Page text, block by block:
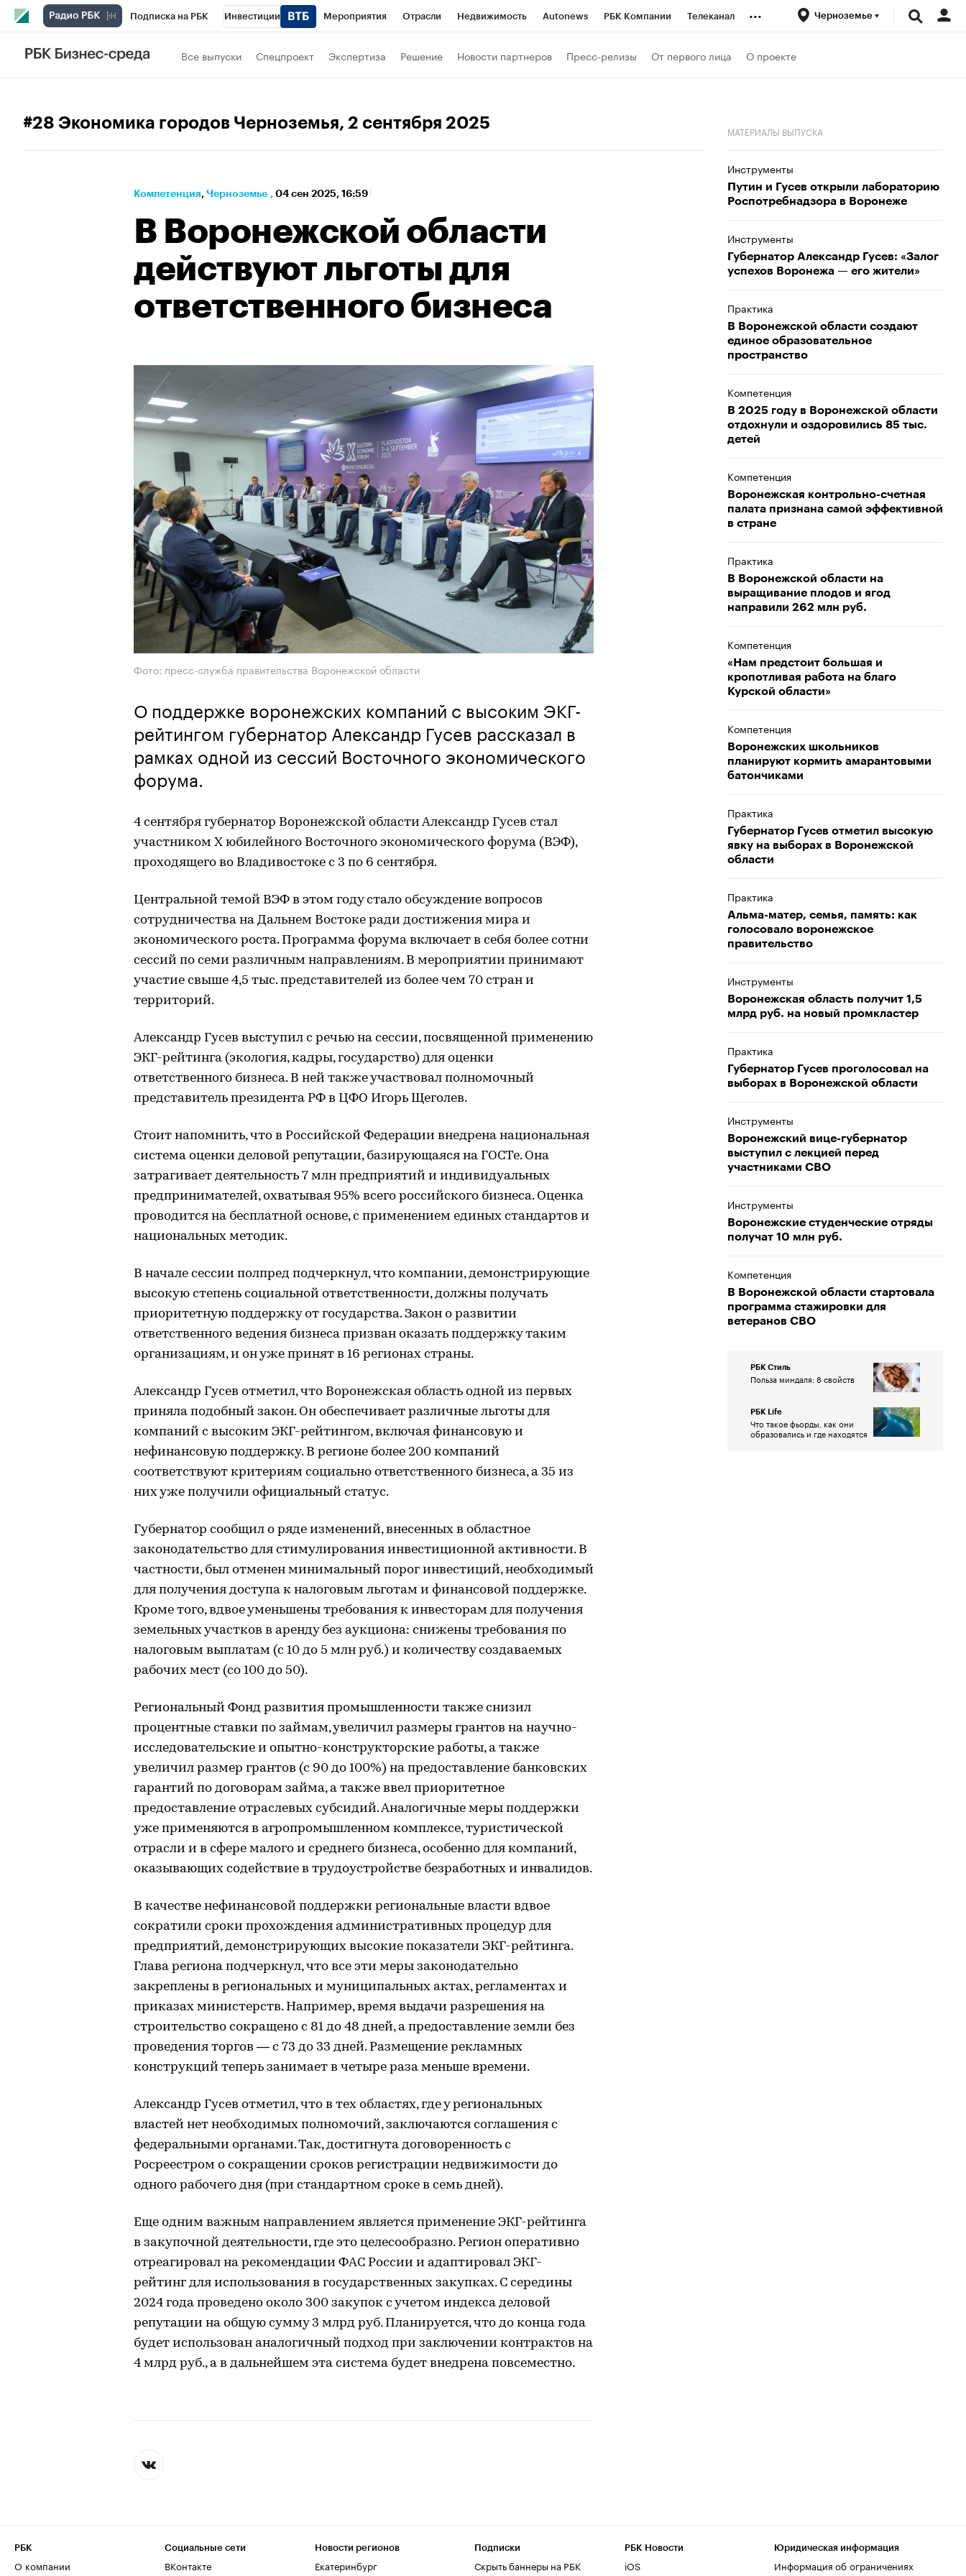
Подписка на РБК Инвестиции Мероприятия Отрасли Недвижимость Autonews РБК Компании Телеканал
РБК Вино
Спецпроекты СПб
... Черноземье
Все выпуски Спецпроект Экспертиза Решение Новости партнеров Пресс-релизы От первого лица О проекте
#28 Экономика городов Черноземья, 2 сентября 2025
Компетенция⁠, Черноземье , 04 сен 2025, 16:59
В Воронежской области
действуют льготы для
ответственного бизнеса
Фото: пресс-служба правительства Воронежской области
О поддержке воронежских компаний с высоким ЭКГ-
рейтингом губернатор Александр Гусев рассказал в
рамках одной из сессий Восточного экономического
форума.
4 сентября губернатор Воронежской области Александр Гусев стал
участником X юбилейного Восточного экономического форума (ВЭФ),
проходящего во Владивостоке с 3 по 6 сентября.
Центральной темой ВЭФ в этом году стало обсуждение вопросов
сотрудничества на Дальнем Востоке ради достижения мира и
экономического роста. Программа форума включает в себя более сотни
сессий по семи различным направлениям. В мероприятии принимают
участие свыше 4,5 тыс. представителей из более чем 70 стран и
территорий.
Александр Гусев выступил с речью на сессии, посвященной применению
ЭКГ-рейтинга (экология, кадры, государство) для оценки
ответственного бизнеса. В ней также участвовал полномочный
представитель президента РФ в ЦФО Игорь Щеголев.
Стоит напомнить, что в Российской Федерации внедрена национальная
система оценки деловой репутации, базирующаяся на ГОСТе. Она
затрагивает деятельность 7 млн предприятий и индивидуальных
предпринимателей, охватывая 95% всего российского бизнеса. Оценка
проводится на бесплатной основе, с применением единых стандартов и
национальных методик.
В начале сессии полпред подчеркнул, что компании, демонстрирующие
высокую степень социальной ответственности, должны получать
приоритетную поддержку от государства. Закон о развитии
ответственного ведения бизнеса призван оказать поддержку таким
организациям, и он уже принят в 16 регионах страны.
Александр Гусев отметил, что Воронежская область одной из первых
приняла подобный закон. Он обеспечивает различные льготы для
компаний с высоким ЭКГ-рейтингом, включая финансовую и
нефинансовую поддержку. В регионе более 200 компаний
соответствуют критериям социально ответственного бизнеса, а 35 из
них уже получили официальный статус.
Губернатор сообщил о ряде изменений, внесенных в областное
законодательство для стимулирования инвестиционной активности. В
частности, был отменен минимальный порог инвестиций, необходимый
для получения доступа к налоговым льготам и финансовой поддержке.
Кроме того, вдвое уменьшены требования к инвесторам для получения
земельных участков в аренду без аукциона: снижены требования по
налоговым выплатам (с 10 до 5 млн руб.) и количеству создаваемых
рабочих мест (со 100 до 50).
Региональный Фонд развития промышленности также снизил
процентные ставки по займам, увеличил размеры грантов на научно-
исследовательские и опытно-конструкторские работы, а также
увеличил размер грантов (с 90 до 100%) на предоставление банковских
гарантий по договорам займа, а также ввел приоритетное
предоставление отраслевых субсидий. Аналогичные меры поддержки
уже применяются в агропромышленном комплексе, туристической
отрасли и в сфере малого и среднего бизнеса, особенно для компаний,
оказывающих содействие в трудоустройстве безработных и инвалидов.
В качестве нефинансовой поддержки региональные власти вдвое
сократили сроки прохождения административных процедур для
предприятий, демонстрирующих высокие показатели ЭКГ-рейтинга.
Глава региона подчеркнул, что все эти меры законодательно
закреплены в региональных и муниципальных актах, регламентах и
приказах министерств. Например, время выдачи разрешения на
строительство сокращено с 81 до 48 дней, а предоставление земли без
проведения торгов — с 73 до 33 дней. Размещение рекламных
конструкций теперь занимает в четыре раза меньше времени.
Александр Гусев отметил, что в тех областях, где у региональных
властей нет необходимых полномочий, заключаются соглашения с
федеральными органами. Так, достигнута договоренность с
Росреестром о сокращении сроков регистрации недвижимости до
одного рабочего дня (при стандартном сроке в семь дней).
Еще одним важным направлением является применение ЭКГ-рейтинга
в закупочной деятельности, где это целесообразно. Регион оперативно
отреагировал на рекомендации ФАС России и адаптировал ЭКГ-
рейтинг для использования в государственных закупках. С середины
2024 года проведено около 300 закупок с учетом индекса деловой
репутации на общую сумму 3 млрд руб. Планируется, что до конца года
будет использован аналогичный подход при заключении контрактов на
4 млрд руб., а в дальнейшем эта система будет внедрена повсеместно.
МАТЕРИАЛЫ ВЫПУСКА
Инструменты
Путин и Гусев открыли лабораторию
Роспотребнадзора в Воронеже
Инструменты
Губернатор Александр Гусев: «Залог
успехов Воронежа — его жители»
Практика
В Воронежской области создают
единое образовательное
пространство
Компетенция
В 2025 году в Воронежской области
отдохнули и оздоровились 85 тыс.
детей
Компетенция
Воронежская контрольно-счетная
палата признана самой эффективной
в стране
Практика
В Воронежской области на
выращивание плодов и ягод
направили 262 млн руб.
Компетенция
«Нам предстоит большая и
кропотливая работа на благо
Курской области»
Компетенция
Воронежских школьников
планируют кормить амарантовыми
батончиками
Практика
Губернатор Гусев отметил высокую
явку на выборах в Воронежской
области
Практика
Альма-матер, семья, память: как
голосовало воронежское
правительство
Инструменты
Воронежская область получит 1,5
млрд руб. на новый промкластер
Практика
Губернатор Гусев проголосовал на
выборах в Воронежской области
Инструменты
Воронежский вице-губернатор
выступил с лекцией перед
участниками СВО
Инструменты
Воронежские студенческие отряды
получат 10 млн руб.
Компетенция
В Воронежской области стартовала
программа стажировки для
ветеранов СВО
РБК Стиль
Польза миндаля: 8 свойств
РБК Life
Что такое фьорды, как они
образовались и где находятся
РБК
О компании
Социальные сети
ВКонтакте
Новости регионов
Екатеринбург
Подписки
Скрыть баннеры на РБК
РБК Новости
iOS
Юридическая информация
Информация об ограничениях